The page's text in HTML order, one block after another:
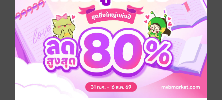
ความยาว 60 หน้า
ราคาปก
ฉบับย้อนหลัง ดูทั้งหมด